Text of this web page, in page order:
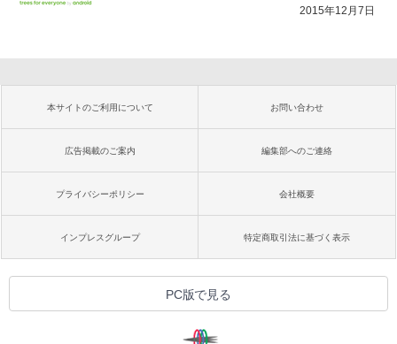
2015年12月7日
本サイトのご利用について お問い合わせ
広告掲載のご案内 編集部へのご連絡
プライバシーポリシー 会社概要
インプレスグループ 特定商取引法に基づく表示
PC版で見る